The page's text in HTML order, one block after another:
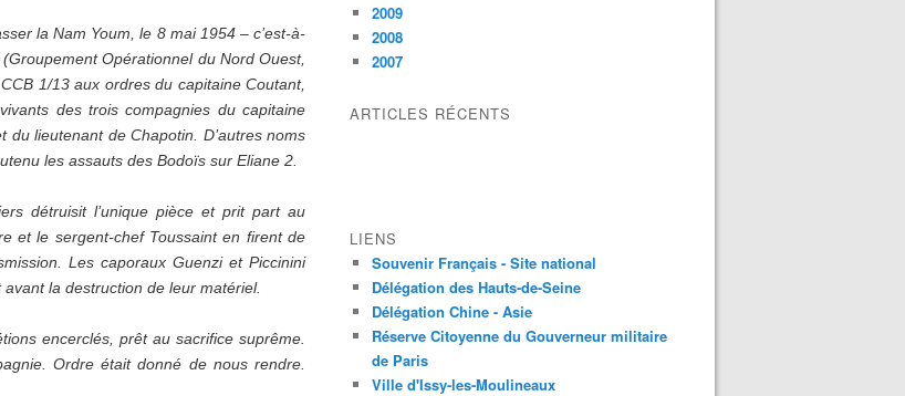
la Nam Youm, le 8 mai 1954 – c’est-à-
Opérationnel du Nord Ouest,
1/13 aux ordres du capitaine Coutant,
des trois compagnies du capitaine
lieutenant de Chapotin. D’autres noms
les assauts des Bodoïs sur Eliane 2.
détruisit l’unique pièce et prit part au
et le sergent-chef Toussaint en firent de
Les caporaux Guenzi et Piccinini
la destruction de leur matériel.
encerclés, prêt au sacrifice suprême.
Ordre était donné de nous rendre.
2009
2008
2007
ARTICLES RÉCENTS
LIENS
Souvenir Français - Site national
Délégation des Hauts-de-Seine
Délégation Chine - Asie
Réserve Citoyenne du Gouverneur militaire
de Paris
Ville d'Issy-les-Moulineaux